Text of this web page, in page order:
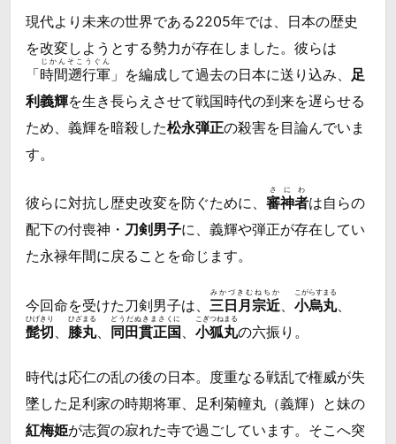
現代より未来の世界である2205年では、日本の歴史
を改変しようとする勢力が存在しました。彼らは
「時間遡行軍
じかんそこうぐん
」を編成して過去の日本に送り込み、 足
利義輝を生き長らえさせて戦国時代の到来を遅らせる
ため、義輝を暗殺した松永弾正の殺害を目論んでいま
す。
彼らに対抗し歴史改変を防ぐために、 審神者
さにわ
は自らの
配下の付喪神・ 刀剣男子に、義輝や弾正が存在してい
た永禄年間に戻ることを命じます。
今回命を受けた刀剣男子は、 三日月宗近
みかづきむねちか
、 小烏丸
こがらすまる
、
髭切
ひげきり
、 膝丸
ひざまる
、 同田貫正国
どうだぬきまさくに
、 小狐丸
こぎつねまる
の六振り。
時代は応仁の乱の後の日本。度重なる戦乱で権威が失
墜した足利家の時期将軍、足利菊幢丸（義輝）と妹の
紅梅姫が志賀の寂れた寺で過ごしています。そこへ突